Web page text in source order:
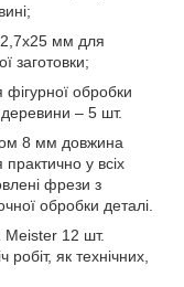
мм для
заготовки;
обробки
деревини – 5 шт.
8 мм довжина
у всіх
фрези з
обробки деталі.
Meister 12 шт.
як технічних,